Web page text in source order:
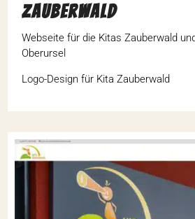
Zauber­wald
Webseite für die Kitas Zauber­wald
Oberursel
Logo-Design für Kita Zauberwald